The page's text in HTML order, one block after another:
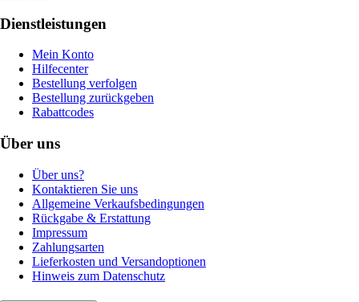
Dienstleistungen
Mein Konto
Hilfecenter
Bestellung verfolgen
Bestellung zurückgeben
Rabattcodes
Über uns
Über uns?
Kontaktieren Sie uns
Allgemeine Verkaufsbedingungen
Rückgabe & Erstattung
Impressum
Zahlungsarten
Lieferkosten und Versandoptionen
Hinweis zum Datenschutz